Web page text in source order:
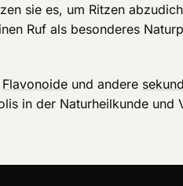
sie es, um Ritzen
Ruf als besonderes
Flavonoide und andere
in der Naturheilkunde und